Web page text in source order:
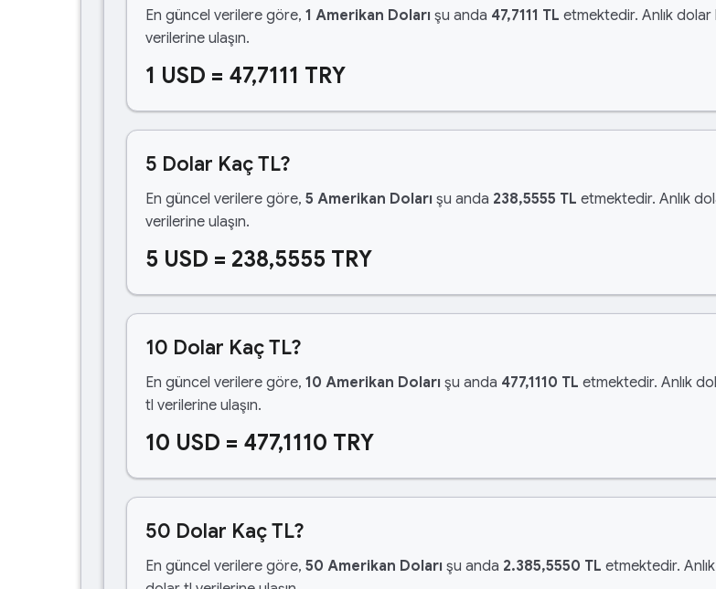
En güncel verilere göre, 1 Amerikan Doları şu anda 47,7111 TL etmektedir. Anlık dolar
verilerine ulaşın.
1 USD = 47,7111 TRY
5 Dolar Kaç TL?
En güncel verilere göre, 5 Amerikan Doları şu anda 238,5555 TL etmektedir. Anlık
verilerine ulaşın.
5 USD = 238,5555 TRY
10 Dolar Kaç TL?
En güncel verilere göre, 10 Amerikan Doları şu anda 477,1110 TL etmektedir. Anlık
tl verilerine ulaşın.
10 USD = 477,1110 TRY
50 Dolar Kaç TL?
En güncel verilere göre, 50 Amerikan Doları şu anda 2.385,5550 TL etmektedir.